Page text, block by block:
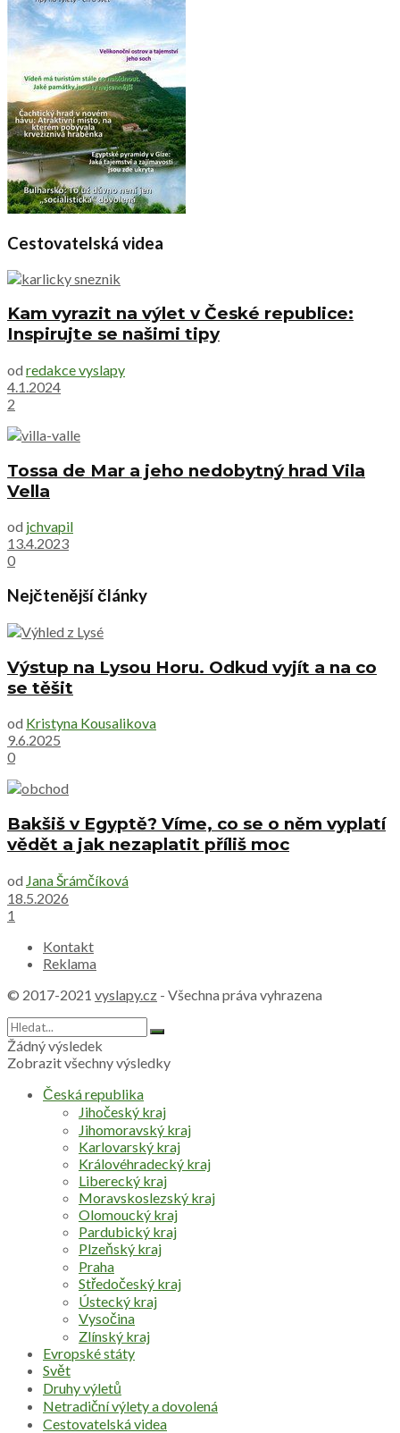
Cestovatelská videa
Kam vyrazit na výlet v České republice:
Inspirujte se našimi tipy
od redakce vyslapy
4.1.2024
2
Tossa de Mar a jeho nedobytný hrad Vila
Vella
od jchvapil
13.4.2023
0
Nejčtenější články
Výstup na Lysou Horu. Odkud vyjít a na co
se těšit
od Kristyna Kousalikova
9.6.2025
0
Bakšiš v Egyptě? Víme, co se o něm vyplatí
vědět a jak nezaplatit příliš moc
od Jana Šrámčíková
18.5.2026
1
Kontakt
Reklama
© 2017-2021 vyslapy.cz - Všechna práva vyhrazena
Žádný výsledek
Zobrazit všechny výsledky
Česká republika
Jihočeský kraj
Jihomoravský kraj
Karlovarský kraj
Královéhradecký kraj
Liberecký kraj
Moravskoslezský kraj
Olomoucký kraj
Pardubický kraj
Plzeňský kraj
Praha
Středočeský kraj
Ústecký kraj
Vysočina
Zlínský kraj
Evropské státy
Svět
Druhy výletů
Netradiční výlety a dovolená
Cestovatelská videa